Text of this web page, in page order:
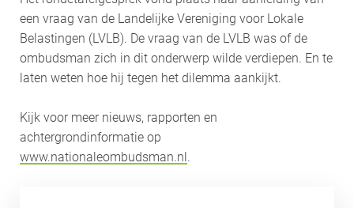
een vraag van de Landelijke Vereniging voor Lokale
Belastingen (LVLB). De vraag van de LVLB was of de
ombudsman zich in dit onderwerp wilde verdiepen. En te
laten weten hoe hij tegen het dilemma aankijkt.
Kijk voor meer nieuws, rapporten en
achtergrondinformatie op
www.nationaleombudsman.nl.